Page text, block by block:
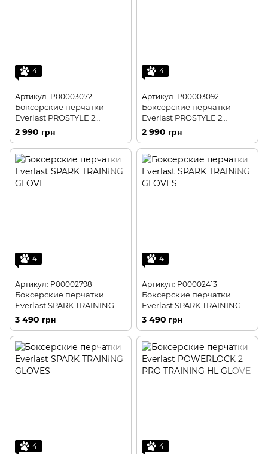
4
Артикул: P00003072
Боксерские перчатки
Everlast PROSTYLE 2
BOXING GLOVES
2 990 грн
4
Артикул: P00003092
Боксерские перчатки
Everlast PROSTYLE 2
BOXING GLOVES
2 990 грн
4
Артикул: P00002798
Боксерские перчатки
Everlast SPARK TRAINING
GLOVE
3 490 грн
4
Артикул: P00002413
Боксерские перчатки
Everlast SPARK TRAINING
GLOVES
3 490 грн
4 4